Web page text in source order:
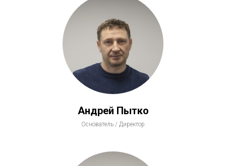
Андрей Пытко
Основатель / Директор